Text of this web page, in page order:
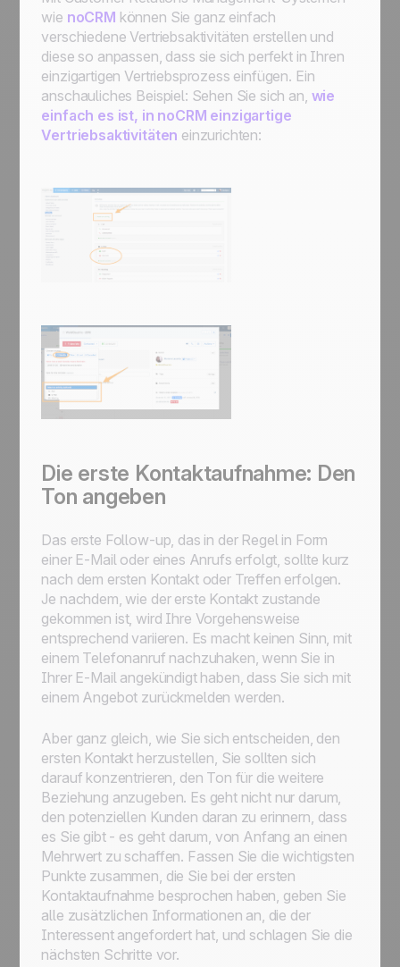
wie noCRM können Sie ganz einfach
verschiedene Vertriebsaktivitäten erstellen und
diese so anpassen, dass sie sich perfekt in Ihren
einzigartigen Vertriebsprozess einfügen. Ein
anschauliches Beispiel: Sehen Sie sich an, wie
einfach es ist, in noCRM einzigartige
Vertriebsaktivitäten einzurichten:
Die erste Kontaktaufnahme: Den
Ton angeben
Das erste Follow-up, das in der Regel in Form
einer E-Mail oder eines Anrufs erfolgt, sollte kurz
nach dem ersten Kontakt oder Treffen erfolgen.
Je nachdem, wie der erste Kontakt zustande
gekommen ist, wird Ihre Vorgehensweise
entsprechend variieren. Es macht keinen Sinn, mit
einem Telefonanruf nachzuhaken, wenn Sie in
Ihrer E-Mail angekündigt haben, dass Sie sich mit
einem Angebot zurückmelden werden.
Aber ganz gleich, wie Sie sich entscheiden, den
ersten Kontakt herzustellen, Sie sollten sich
darauf konzentrieren, den Ton für die weitere
Beziehung anzugeben. Es geht nicht nur darum,
den potenziellen Kunden daran zu erinnern, dass
es Sie gibt - es geht darum, von Anfang an einen
Mehrwert zu schaffen. Fassen Sie die wichtigsten
Punkte zusammen, die Sie bei der ersten
Kontaktaufnahme besprochen haben, geben Sie
alle zusätzlichen Informationen an, die der
Interessent angefordert hat, und schlagen Sie die
nächsten Schritte vor.